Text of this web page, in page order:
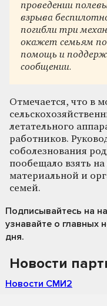
проведении
взрыва
погибли три
окажет семьям
помощь и
сообщении.
Отмечается, что в
летательного
работников.
соболезнования
пообещало взять на
материальной и
семей.
Подписывайтесь на
узнавайте о главных
дня.
Новости
Новости СМИ2